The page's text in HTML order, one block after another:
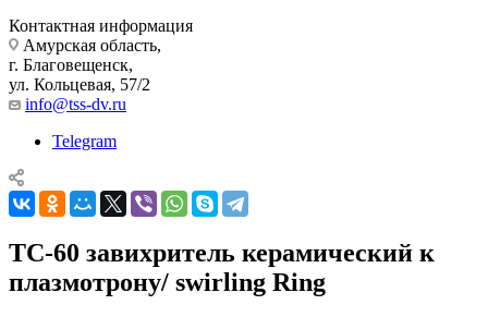
Контактная информация
Амурская область,
г. Благовещенск,
ул. Кольцевая, 57/2
info@tss-dv.ru
Telegram
ТС-60 завихритель керамический к
плазмотрону/ swirling Ring